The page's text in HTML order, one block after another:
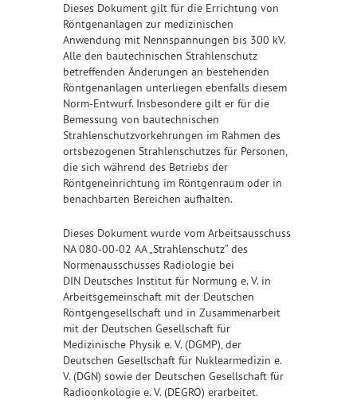
Dieses Dokument gilt für die Errichtung von
Röntgenanlagen zur medizinischen
Anwendung mit Nennspannungen bis 300 kV.
Alle den bautechnischen Strahlenschutz
betreffenden Änderungen an bestehenden
Röntgenanlagen unterliegen ebenfalls diesem
Norm-Entwurf. Insbesondere gilt er für die
Bemessung von bautechnischen
Strahlenschutzvorkehrungen im Rahmen des
ortsbezogenen Strahlenschutzes für Personen,
die sich während des Betriebs der
Röntgeneinrichtung im Röntgenraum oder in
benachbarten Bereichen aufhalten.
Dieses Dokument wurde vom Arbeitsausschuss
NA 080-00-02 AA „Strahlenschutz“ des
Normenausschusses Radiologie bei
DIN Deutsches Institut für Normung e. V. in
Arbeitsgemeinschaft mit der Deutschen
Röntgengesellschaft und in Zusammenarbeit
mit der Deutschen Gesellschaft für
Medizinische Physik e. V. (DGMP), der
Deutschen Gesellschaft für Nuklearmedizin e.
V. (DGN) sowie der Deutschen Gesellschaft für
Radioonkologie e. V. (DEGRO) erarbeitet.